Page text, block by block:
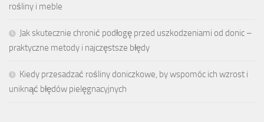
rośliny i meble
Jak skutecznie chronić podłogę przed uszkodzeniami od donic –
praktyczne metody i najczęstsze błędy
Kiedy przesadzać rośliny doniczkowe, by wspomóc ich wzrost i
uniknąć błędów pielęgnacyjnych